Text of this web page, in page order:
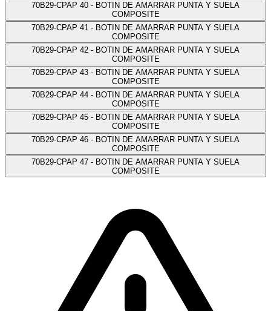
70B29-CPAP 40 - BOTIN DE AMARRAR PUNTA Y SUELA
COMPOSITE
70B29-CPAP 41 - BOTIN DE AMARRAR PUNTA Y SUELA
COMPOSITE
70B29-CPAP 42 - BOTIN DE AMARRAR PUNTA Y SUELA
COMPOSITE
70B29-CPAP 43 - BOTIN DE AMARRAR PUNTA Y SUELA
COMPOSITE
70B29-CPAP 44 - BOTIN DE AMARRAR PUNTA Y SUELA
COMPOSITE
70B29-CPAP 45 - BOTIN DE AMARRAR PUNTA Y SUELA
COMPOSITE
70B29-CPAP 46 - BOTIN DE AMARRAR PUNTA Y SUELA
COMPOSITE
70B29-CPAP 47 - BOTIN DE AMARRAR PUNTA Y SUELA
COMPOSITE